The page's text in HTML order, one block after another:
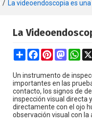
/ La videoendoscopia es
La
ShareFacebook
Pinterest
Un instrumento de
importantes en las
contacto, los signos de
inspección visual directa
directamente con el ojo
observación visual con la